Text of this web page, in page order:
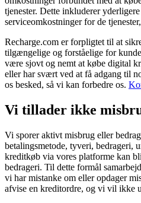
tjenester. Dette inkluderer
serviceomkostninger for de
Recharge.com er forpligtet til at
tilgængelige og forståelige for
være sjovt og nemt at købe digital
eller har svært ved at få adgang til
os besked, så vi kan forbedre os.
Vi tillader ikke
Vi sporer aktivt misbrug eller
betalingsmetode, tyveri, bedrageri,
kreditkøb via vores platforme kan
bedrageri. Til dette formål
vi har mistanke om eller opdager
afvise en kreditordre, og vi vil ikke